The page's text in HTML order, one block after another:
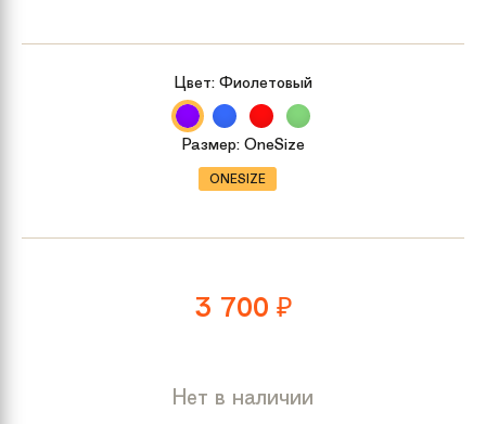
3 700 ₽
Нет в наличии
Цвет: Фиолетовый
Размер: OneSize
ONESIZE